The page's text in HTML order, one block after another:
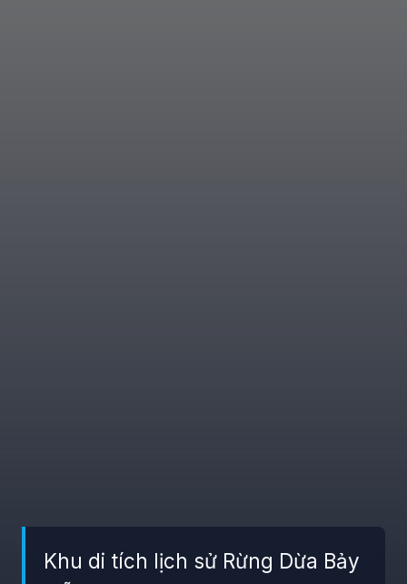
Khu di tích lịch sử Rừng Dừa Bảy